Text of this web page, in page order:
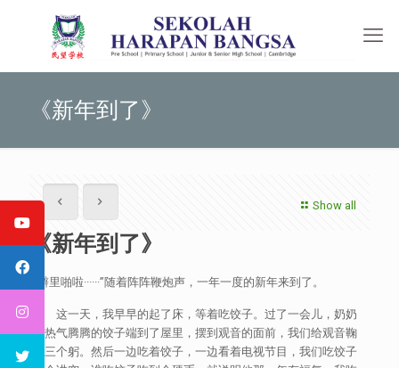
《新年到了》
Show all
《新年到了》
“噼里啪啦······”随着阵阵鞭炮声，一年一度的新年来到了。
这一天，我早早的起了床，等着吃饺子。过了一会儿，奶奶
把热气腾腾的饺子端到了屋里，摆到观音的面前，我们给观音鞠
了三个躬。然后一边吃着饺子，一边看着电视节目，我们吃饺子